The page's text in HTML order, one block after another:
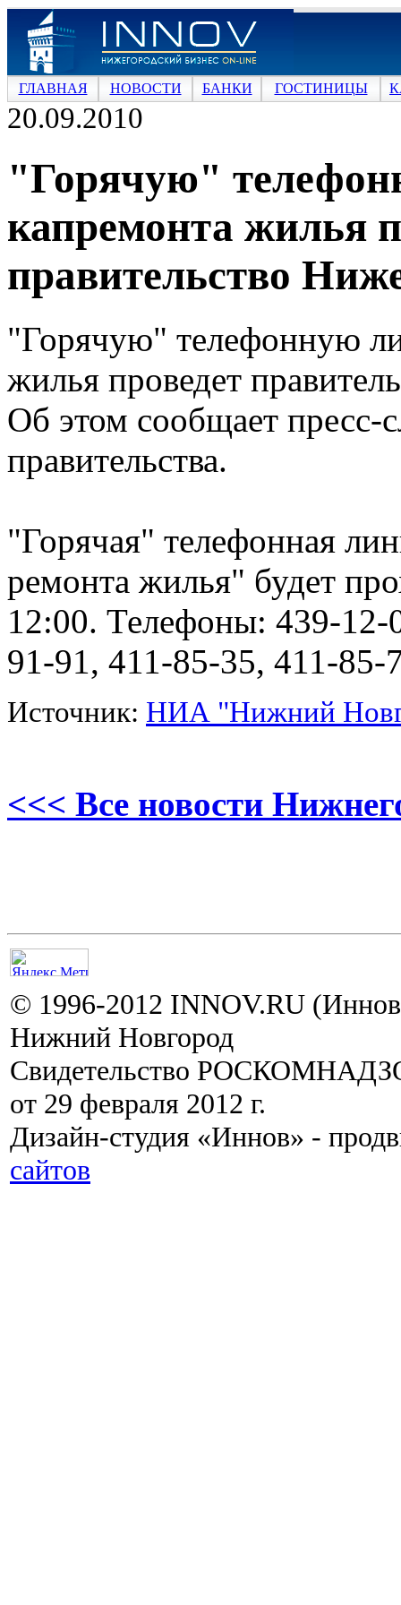
ГЛАВНАЯ НОВОСТИ БАНКИ ГОСТИНИЦЫ
20.09.2010
"Горячую"
капремонта жилья
правительство
"Горячую" телефонную
жилья проведет
Об этом сообщает пресс-
правительства.
"Горячая" телефонная
ремонта жилья" будет
12:00. Телефоны: 439-
91-91, 411-85-35, 411-85-
Источник: НИА "Нижний
<<< Все новости
© 1996-2012 INNOV.RU
Нижний Новгород
Свидетельство
от 29 февраля 2012 г.
Дизайн-студия «Иннов» -
сайтов